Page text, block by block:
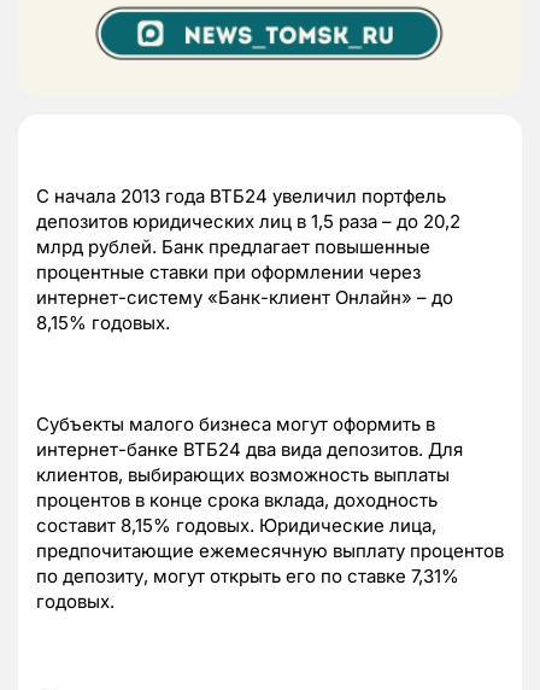
С начала 2013 года ВТБ24 увеличил портфель
депозитов юридических лиц в 1,5 раза – до 20,2
млрд рублей. Банк предлагает повышенные
процентные ставки при оформлении через
интернет-систему «Банк-клиент Онлайн» – до
8,15% годовых.
Субъекты малого бизнеса могут оформить в
интернет-банке ВТБ24 два вида депозитов. Для
клиентов, выбирающих возможность выплаты
процентов в конце срока вклада, доходность
составит 8,15% годовых. Юридические лица,
предпочитающие ежемесячную выплату процентов
по депозиту, могут открыть его по ставке 7,31%
годовых.